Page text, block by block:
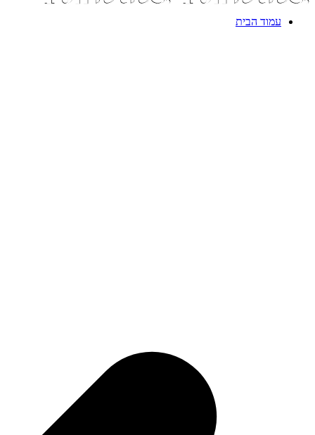
עמוד הבית